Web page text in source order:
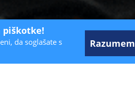
piškotke!
Razumem
da soglašate s